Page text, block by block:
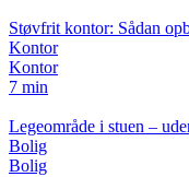
Støvfrit kontor: Sådan
Kontor
Kontor
7 min
Legeområde i stuen –
Bolig
Bolig